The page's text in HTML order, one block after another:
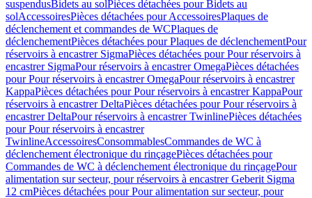
suspendusBidets au solPièces détachées pour Bidets au
solAccessoiresPièces détachées pour AccessoiresPlaques de
déclenchement et commandes de WCPlaques de
déclenchementPièces détachées pour Plaques de déclenchementPour
réservoirs à encastrer SigmaPièces détachées pour Pour réservoirs à
encastrer SigmaPour réservoirs à encastrer OmegaPièces détachées
pour Pour réservoirs à encastrer OmegaPour réservoirs à encastrer
KappaPièces détachées pour Pour réservoirs à encastrer KappaPour
réservoirs à encastrer DeltaPièces détachées pour Pour réservoirs à
encastrer DeltaPour réservoirs à encastrer TwinlinePièces détachées
pour Pour réservoirs à encastrer
TwinlineAccessoiresConsommablesCommandes de WC à
déclenchement électronique du rinçagePièces détachées pour
Commandes de WC à déclenchement électronique du rinçagePour
alimentation sur secteur, pour réservoirs à encastrer Geberit Sigma
12 cmPièces détachées pour Pour alimentation sur secteur, pour